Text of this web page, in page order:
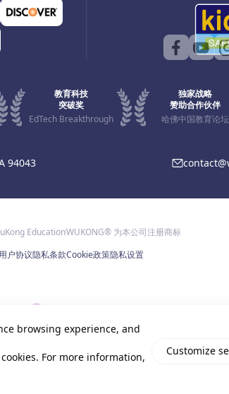
教育科技
突破奖
EdTech Breakthrough
独家战略
赞助合作伙伴
哈佛中国教育论坛
94043
EducationWUKONG® 为本公司注册商标
用户协议隐私条款Cookie政策隐私设置
browsing experience, and
For more information,
Customize